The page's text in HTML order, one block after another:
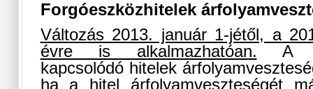
Forgóeszközhitelek
Változás 2013. január 1-jétől, a
évre is alkalmazhatóan. A
kapcsolódó hitelek
ha a hitel árfolyamveszteségét